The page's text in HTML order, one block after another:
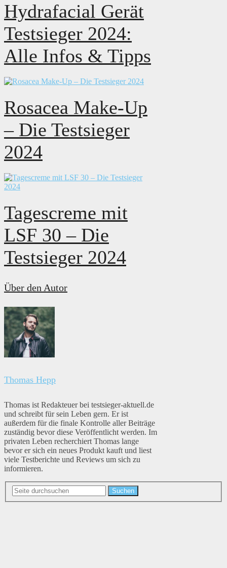
Hydrafacial Gerät
Testsieger 2024:
Alle Infos & Tipps
Rosacea Make-Up
– Die Testsieger
2024
Tagescreme mit
LSF 30 – Die
Testsieger 2024
Über den Autor
Thomas Hepp
Thomas ist Redakteuer bei testsieger-aktuell.de
und schreibt für sein Leben gern. Er ist
außerdem für die finale Kontrolle aller Beiträge
zuständig bevor diese Veröffentlicht werden. Im
privaten Leben recherchiert Thomas lange
bevor er sich ein neues Produkt kauft und liest
viele Testberichte und Reviews um sich zu
informieren.
Suchen